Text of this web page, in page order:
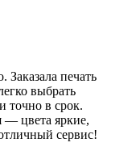
Заказала печать
выбрать
точно в срок.
— цвета яркие,
сервис!